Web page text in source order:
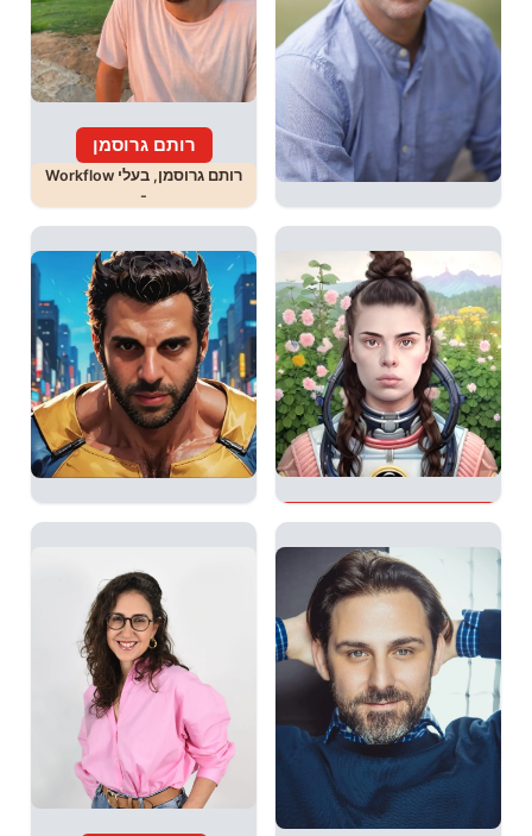
Tom Hagiladi
חוקר יישומי בינה מלאכותית
ומנהל
רותם גרוסמן
רותם גרוסמן, בעלי Workflow
-
אורית ליטמנוביץ' שיבר
דוקומנטריסטית, צלמת, ארט
דירקטור, מעצבת
יובל אבידני
YUV.AI,